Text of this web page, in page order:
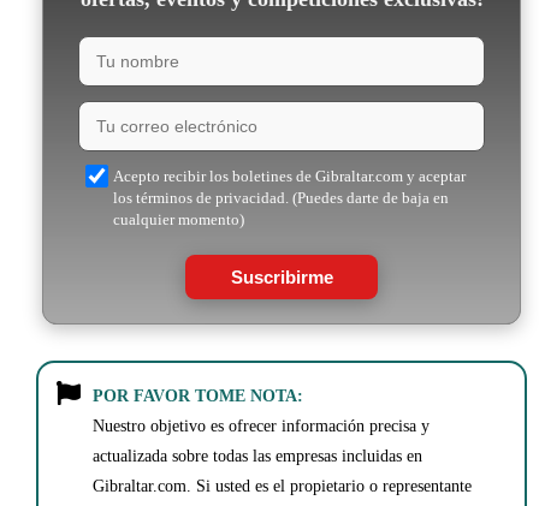
Acepto recibir los boletines de Gibraltar.com y aceptar
los términos de privacidad. (Puedes darte de baja en
cualquier momento)
Suscribirme
POR FAVOR TOME NOTA:
Nuestro objetivo es ofrecer información precisa y
actualizada sobre todas las empresas incluidas en
Gibraltar.com. Si usted es el propietario o representante